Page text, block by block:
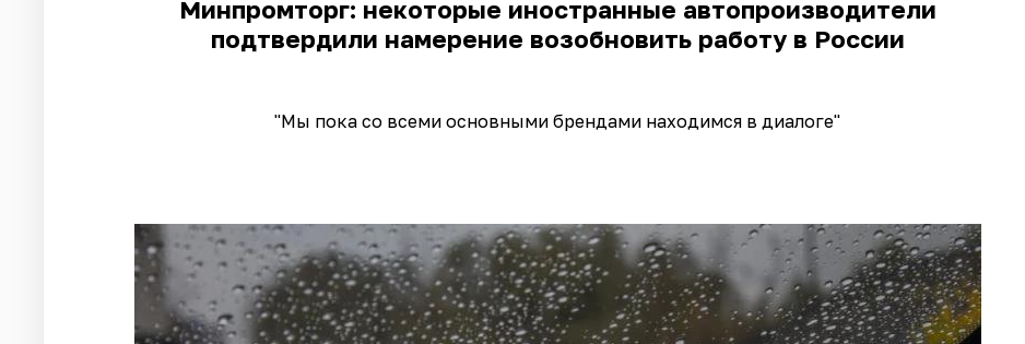
Минпромторг: некоторые иностранные автопроизводители
подтвердили намерение возобновить работу в России
"Мы пока со всеми основными брендами находимся в диалоге"